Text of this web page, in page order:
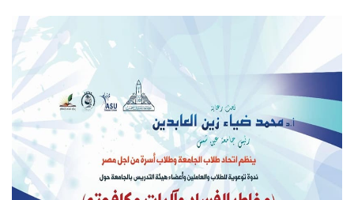
تواصل معنا
الطلاب
هيئة التدريس
الدراسات العليا
الخريجين